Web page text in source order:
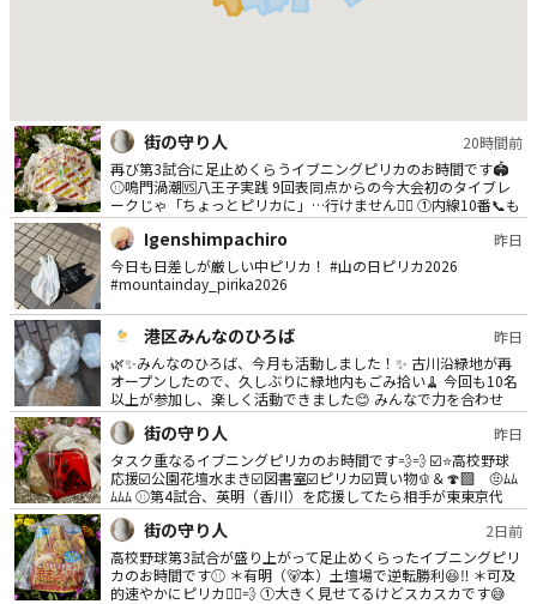
街の守り人
20時間前
再び第3試合に足止めくらうイブニングピリカのお時間です🏟️
⚾️鳴門渦潮🆚八王子実践 9回表同点からの今大会初のタイブレ
ークじゃ「ちょっとピリカに」…行けません🙅‍♀️ ①内線10番📞も
しもし？ ②よく見たら消印なし切手に撮られたがりの🐜さん？
③あるよ、あるよ〜 ④『めめっち』であってるかな😅？ ⑤核兵
器ゼロへ！（ポイ捨ても） #みなとクリーンアップ！ #ゴミ拾い
に願いを込めて #山の日ピリカ2026
Igenshimpachiro
昨日
今日も日差しが厳しい中ピリカ！ #山の日ピリカ2026
#mountainday_pirika2026
港区みんなのひろば
昨日
🌿✨みんなのひろば、今月も活動しました！✨ 古川沿緑地が再
オープンしたので、久しぶりに緑地内もごみ拾い🧹 今回も10名
以上が参加し、楽しく活動できました😊 みんなで力を合わせ
て、安全で安心して、気持ちよく集える緑地をつくっていきま
す🌿 ご参加ありがとうございました！ 次回は9/13(日)開催予定
です！
街の守り人
昨日
タスク重なるイブニングピリカのお時間です💨💨 ☑️⭐️高校野球
応援☑️公園花壇水まき☑️図書室☑️ピリカ☑️買い物🫑＆🍄‍🟫 🤨ﾑﾑ
ﾑﾑﾑ ⚾️第4試合、英明（香川）を応援してたら相手が東東京代
表…ごめん🙇‍♀️ ①🟥プラは事故の残骸かな🤔？ ②千代田区から越
境❓（港区にスシローなし🍣） ③オープン‼️…しません🙅‍♀️ ④今日
もお疲れ様でした✨ #みなとクリーンアップ！ #ゴミ拾いに願い
を込めて #山の日ピリカ2026
街の守り人
2日前
高校野球第3試合が盛り上がって足止めくらったイブニングピリ
カのお時間です⚾️ ＊有明（🐻本）土壇場で逆転勝利😆‼️ ＊可及
的速やかにピリカ🏃‍♀️💨 ①大きく見せてるけどスカスカです😅